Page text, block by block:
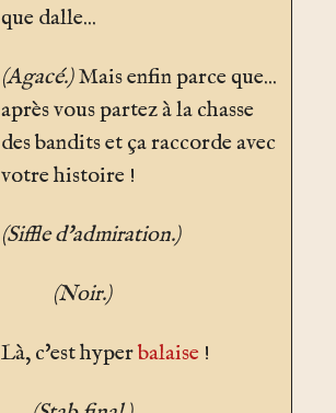
que dalle...
(Agacé.)Mais enfin parce que...
après vous partez à la chasse
des bandits et ça raccorde avec
votre histoire !
(Siffle d'admiration.)
(Noir.)
Là, c'est hyperbalaise !